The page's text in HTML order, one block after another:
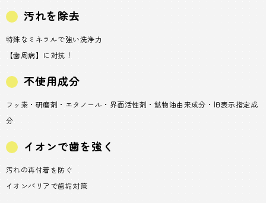
汚れを除去
特殊なミネラルで強い洗浄力
【歯周病】に対抗！
不使用成分
フッ素・研磨剤・エタノール・界面活性剤・鉱物油由来成分・旧表示指定成
分
イオンで歯を強く
汚れの再付着を防ぐ
イオンバリアで歯垢対策